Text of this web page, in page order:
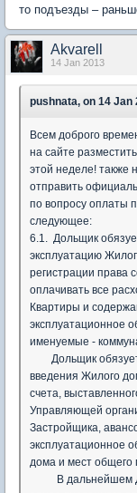
то подъезды –
Akvarell
14 Jan 2013
pushnata, on 14 Jan
Всем доброго
на сайте
этой неделе! также
отправить
по вопросу оплаты
следующее:
6.1. Дольщик
эксплуатацию
регистрации права
оплачивать все
Квартиры и
эксплуатационное
именуемые -
Дольщик
введения Жилого
счета,
Управляющей
Застройщика,
эксплуатационное
дома и мест общего
В дальнейшем